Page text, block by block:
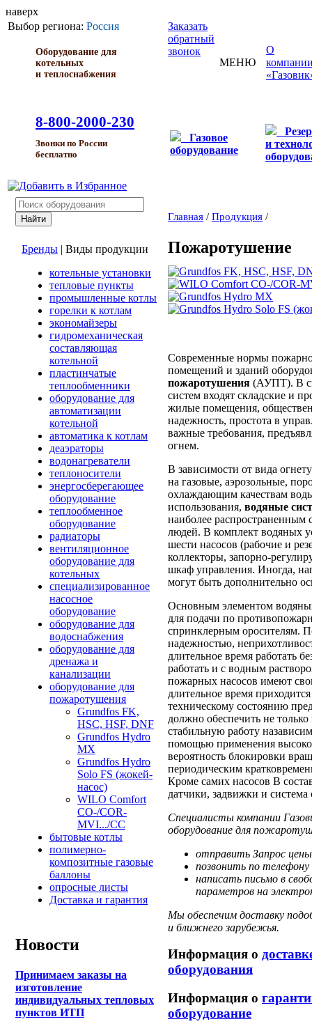
наверх
Выбор региона: Россия
Оборудование для
котельных
и теплоснабжения
8-800-2000-230
Звонки по России
бесплатно
Заказать
обратный
звонок
МЕНЮ
О
Газовое
оборудование
и
Бренды | Виды продукции
котельные установки
тепловые пункты
промышленные котлы
горелки к котлам
экономайзеры
гидромеханическая
составляющая
котельной
пластинчатые
теплообменники
оборудование для
автоматизации
котельной
автоматика к котлам
деаэраторы
водонагреватели
теплоносители
энергосберегающее
оборудование
теплообменное
оборудование
радиаторы
вентиляционное
оборудование для
котельных
специализированное
насосное
оборудование
оборудование для
водоснабжения
оборудование для
дренажа и
канализации
оборудование для
пожаротушения
Grundfos FK,
HSC, HSF, DNF
Grundfos Hydro
MX
Grundfos Hydro
Solo FS (жокей-
насос)
WILO Comfort
CO-/COR-
MVI.../CC
бытовые котлы
полимерно-
композитные газовые
баллоны
опросные листы
Доставка и гарантия
Новости
Принимаем заказы на
изготовление
индивидуальных тепловых
пунктов ИТП
Главная / Продукция /
Пожаротушение
Современные нормы
помещений и зданий
пожаротушения (АУПТ). В
систем входят складские и
жилые помещения,
надежность, простота в
важные требования,
огнем.
В зависимости от вида
на газовые, аэрозольные,
охлаждающим качествам
использования, водяные
наиболее распространенным
людей. В комплект водяных
шести насосов (рабочие и
коллекторы, запорно-
шкаф управления. Иногда,
могут быть дополнительно
Основным элементом
для подачи по
спринклерным оросителям.
надежностью,
длительное время работать
работать и с водным
пожарных насосов имеют
длительное время
техническому состоянию
должно обеспечить не
стабильную работу
помощью применения
вероятность блокировки
периодическим
Кроме самих насосов В
датчики, задвижки и система
Специалисты компании
оборудование для
отправить Запрос цены
позвонить по
написать письмо в
параметров на
Мы обеспечим доставку
и ближнего зарубежья.
Информация о
оборудования
Информация о
оборудование